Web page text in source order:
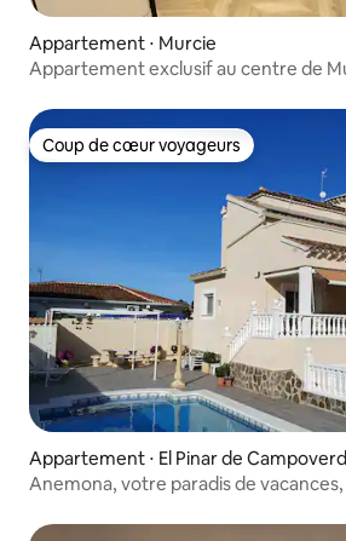
Appartement ⋅ Murcie
Appartement exclusif au centre de
Coup de cœur voyageurs
Coup de cœur voyageurs
Appartement ⋅ El Pinar de
Anemona, votre paradis de